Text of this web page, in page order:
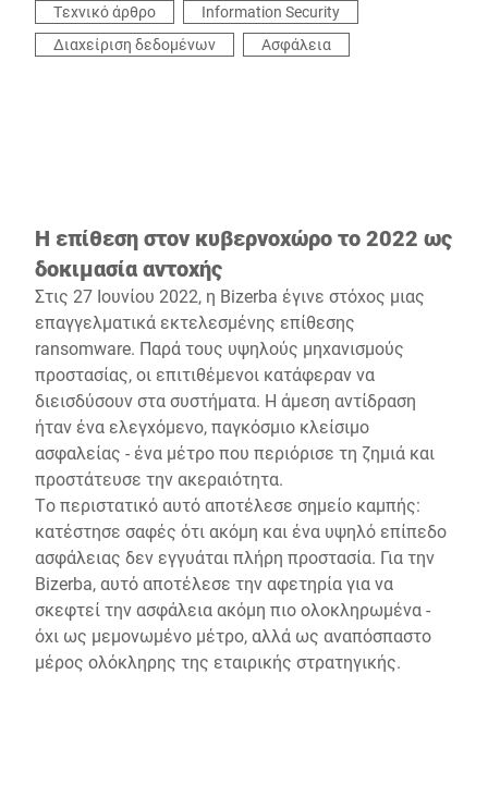
Τεχνικό άρθρο
Information Security
Διαχείριση δεδομένων
Ασφάλεια
Η επίθεση στον κυβερνοχώρο το 2022 ως
δοκιμασία αντοχής
Στις 27 Ιουνίου 2022, η Bizerba έγινε στόχος μιας
επαγγελματικά εκτελεσμένης επίθεσης
ransomware. Παρά τους υψηλούς μηχανισμούς
προστασίας, οι επιτιθέμενοι κατάφεραν να
διεισδύσουν στα συστήματα. Η άμεση αντίδραση
ήταν ένα ελεγχόμενο, παγκόσμιο κλείσιμο
ασφαλείας - ένα μέτρο που περιόρισε τη ζημιά και
προστάτευσε την ακεραιότητα.
Το περιστατικό αυτό αποτέλεσε σημείο καμπής:
κατέστησε σαφές ότι ακόμη και ένα υψηλό επίπεδο
ασφάλειας δεν εγγυάται πλήρη προστασία. Για την
Bizerba, αυτό αποτέλεσε την αφετηρία για να
σκεφτεί την ασφάλεια ακόμη πιο ολοκληρωμένα -
όχι ως μεμονωμένο μέτρο, αλλά ως αναπόσπαστο
μέρος ολόκληρης της εταιρικής στρατηγικής.